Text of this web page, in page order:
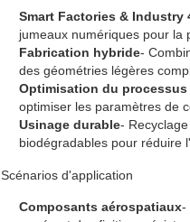
Smart Factories & Industry
jumeaux numériques pour la
Fabrication hybride-
des géométries légères
Optimisation du processus
optimiser les paramètres de
Usinage durable-
biodégradables pour réduire
Scénarios d'application
Composants aérospatiaux-